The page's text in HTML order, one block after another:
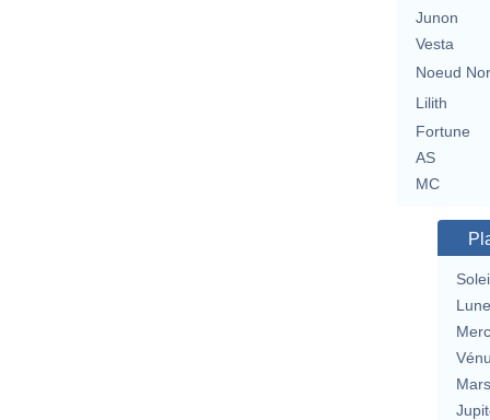
Junon
Vesta
Noeud
Lilith
Fortune
AS
MC
Lune
Mars